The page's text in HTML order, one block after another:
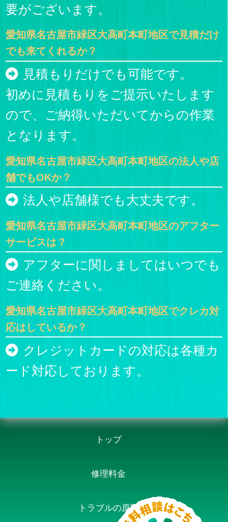
要がございます。
愛知県名古屋市緑区大高町本町地区で見積だけ
でも来てくれるか？
見積もりだけでも可能です。
初めに見積もりをご提示いたします
ので、ご納得いただいてからの作業
となります。
愛知県名古屋市緑区大高町本町地区の法人や店
舗でもOKか？
法人や店舗様でも大丈夫です。
愛知県名古屋市緑区大高町本町地区のアフター
サービスは？
アフターに関しましてはいつでも
ご連絡ください。
愛知県名古屋市緑区大高町本町地区でクレカ対
応はしているか？
クレジットカードの対応は各種カ
ード対応しております。
トップ
修理料金
トラブルの原因